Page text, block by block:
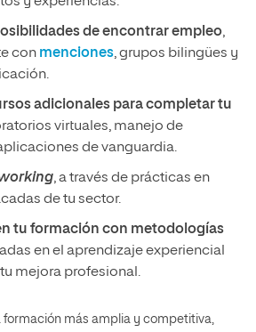
de encontrar empleo,
con menciones, grupos bilingües y
adicionales para completar tu
virtuales, manejo de
de vanguardia.
, a través de prácticas en
de tu sector.
tu formación con metodologías
en el aprendizaje experiencial
mejora profesional.
formación más amplia y competitiva,